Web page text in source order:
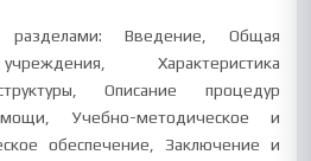
Введение, Общая
Характеристика
Описание процедур
Учебно-методическое и
обеспечение, Заключение и